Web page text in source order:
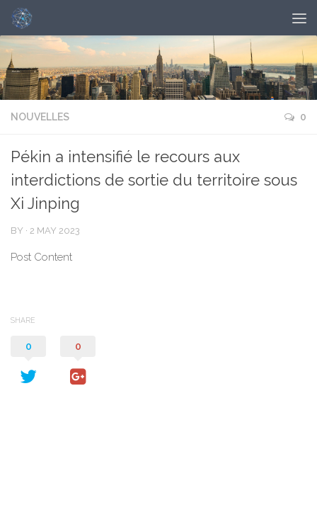
NOUVELLES 0
Pékin a intensifié le recours aux
interdictions de sortie du territoire sous
Xi Jinping
BY · 2 MAY 2023
Post Content
SHARE
0 0